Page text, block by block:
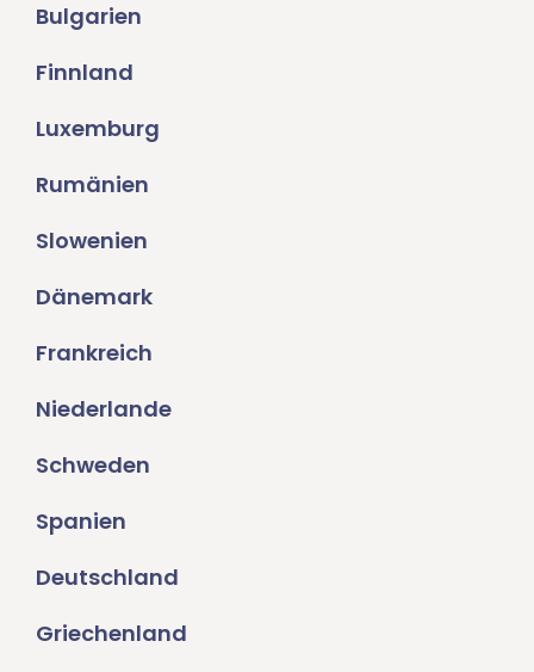
Bulgarien
Finnland
Luxemburg
Rumänien
Slowenien
Dänemark
Frankreich
Niederlande
Schweden
Spanien
Deutschland
Griechenland